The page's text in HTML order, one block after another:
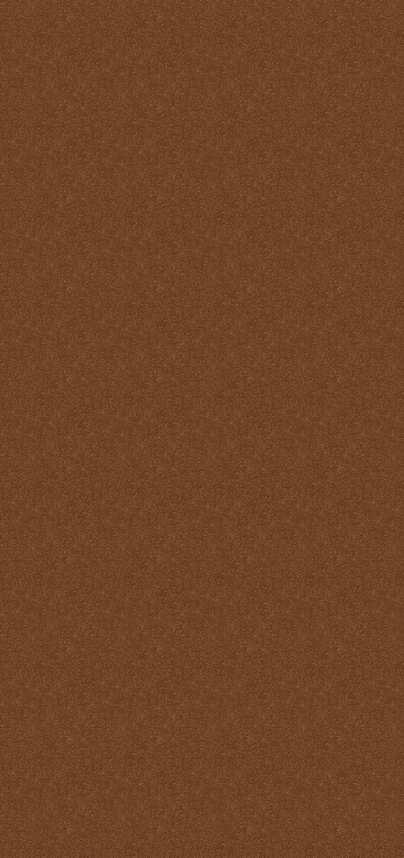
La Santa Misa y la familia
La Santa Misa y la fe
La Santa Misa y la gloria
del Cielo
La Santa Misa y la Iglesia
La Santa Misa y la Justicia
Divina
La Santa Misa y la labor
Pastoral
La Santa Misa y la ofrenda
de sí mismo
La Santa Misa y la Palabra
de Dios
La Santa Misa y la pureza
La Santa Misa y la
Resurrección
La Santa Misa y la salud
del alma y del cuerpo
La Santa Misa y la salud
del alma y del cuerpo
La Santa Misa y la
salvación de mundo
La Santa Misa y la santidad
La Santa Misa y la tibieza.
La Santa Misa y la unidad
La Santa Misa y la Vida
Eterna
La Santa Misa y las
virtudes
La Santa Misa y los
Ángeles
La Santa Misa y los Santos
La Santa Misa y nuestra
transformación en Cristo
La suprema adoración
Las cuatro finalidades de
la Santa Misa
María Santísima y la
Eucaristía
María Santísima y la Santa
Misa